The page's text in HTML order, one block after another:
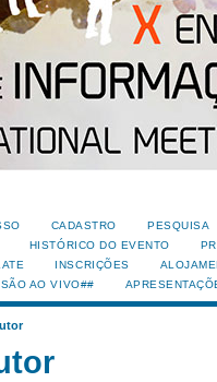
CADASTRO
PESQUISA
HISTÓRICO DO EVENTO
INSCRIÇÕES
AO VIVO##